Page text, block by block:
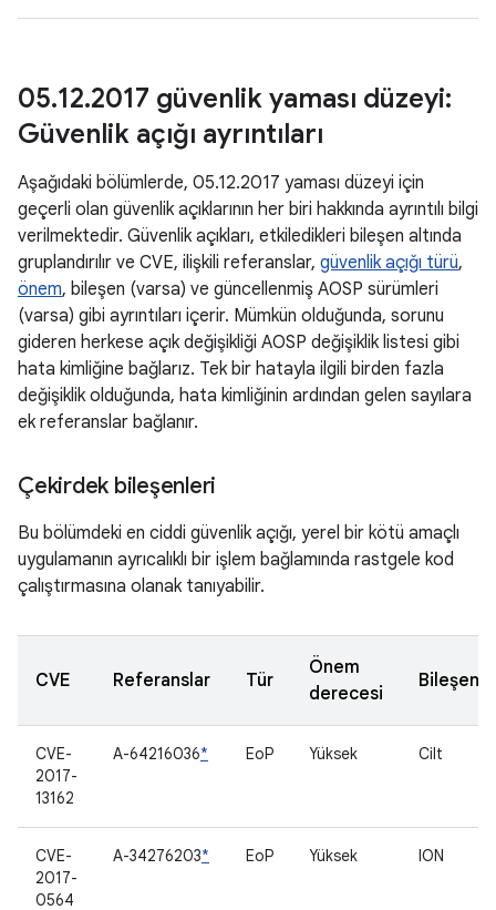
05.12.2017 güvenlik yaması düzeyi:
Güvenlik açığı ayrıntıları
Aşağıdaki bölümlerde, 05.12.2017 yaması düzeyi için
geçerli olan güvenlik açıklarının her biri hakkında ayrıntılı bilgi
verilmektedir. Güvenlik açıkları, etkiledikleri bileşen altında
gruplandırılır ve CVE, ilişkili referanslar, güvenlik açığı türü,
önem, bileşen (varsa) ve güncellenmiş AOSP sürümleri
(varsa) gibi ayrıntıları içerir. Mümkün olduğunda, sorunu
gideren herkese açık değişikliği AOSP değişiklik listesi gibi
hata kimliğine bağlarız. Tek bir hatayla ilgili birden fazla
değişiklik olduğunda, hata kimliğinin ardından gelen sayılara
ek referanslar bağlanır.
Çekirdek bileşenleri
Bu bölümdeki en ciddi güvenlik açığı, yerel bir kötü amaçlı
uygulamanın ayrıcalıklı bir işlem bağlamında rastgele kod
çalıştırmasına olanak tanıyabilir.
CVE Referanslar Tür
Önem
derecesi
Bileşen
CVE-
2017-
13162
A-64216036* EoP Yüksek Cilt
CVE-
2017-
0564
A-34276203* EoP Yüksek ION